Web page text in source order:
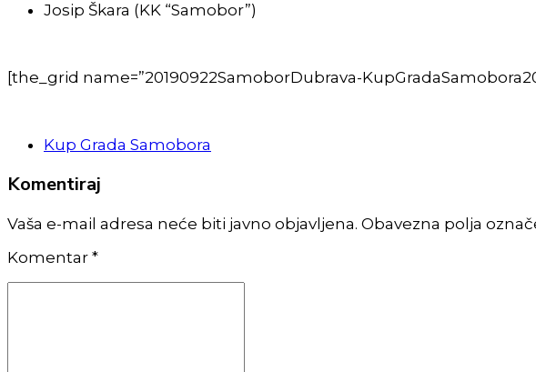
Josip Škara (KK “Samobor”)
[the_grid name=”20190922SamoborDubrava-
Kup Grada Samobora
Komentiraj
Vaša e-mail adresa neće biti javno objavljena. Obavezna polja
Komentar *